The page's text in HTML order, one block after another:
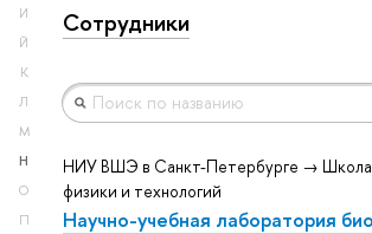
И
Й
К
Л
М
Н
О
П
Сотрудники
НИУ ВШЭ в Санкт-Петербурге → Школа
физики и технологий
Научно-учебная лаборатория